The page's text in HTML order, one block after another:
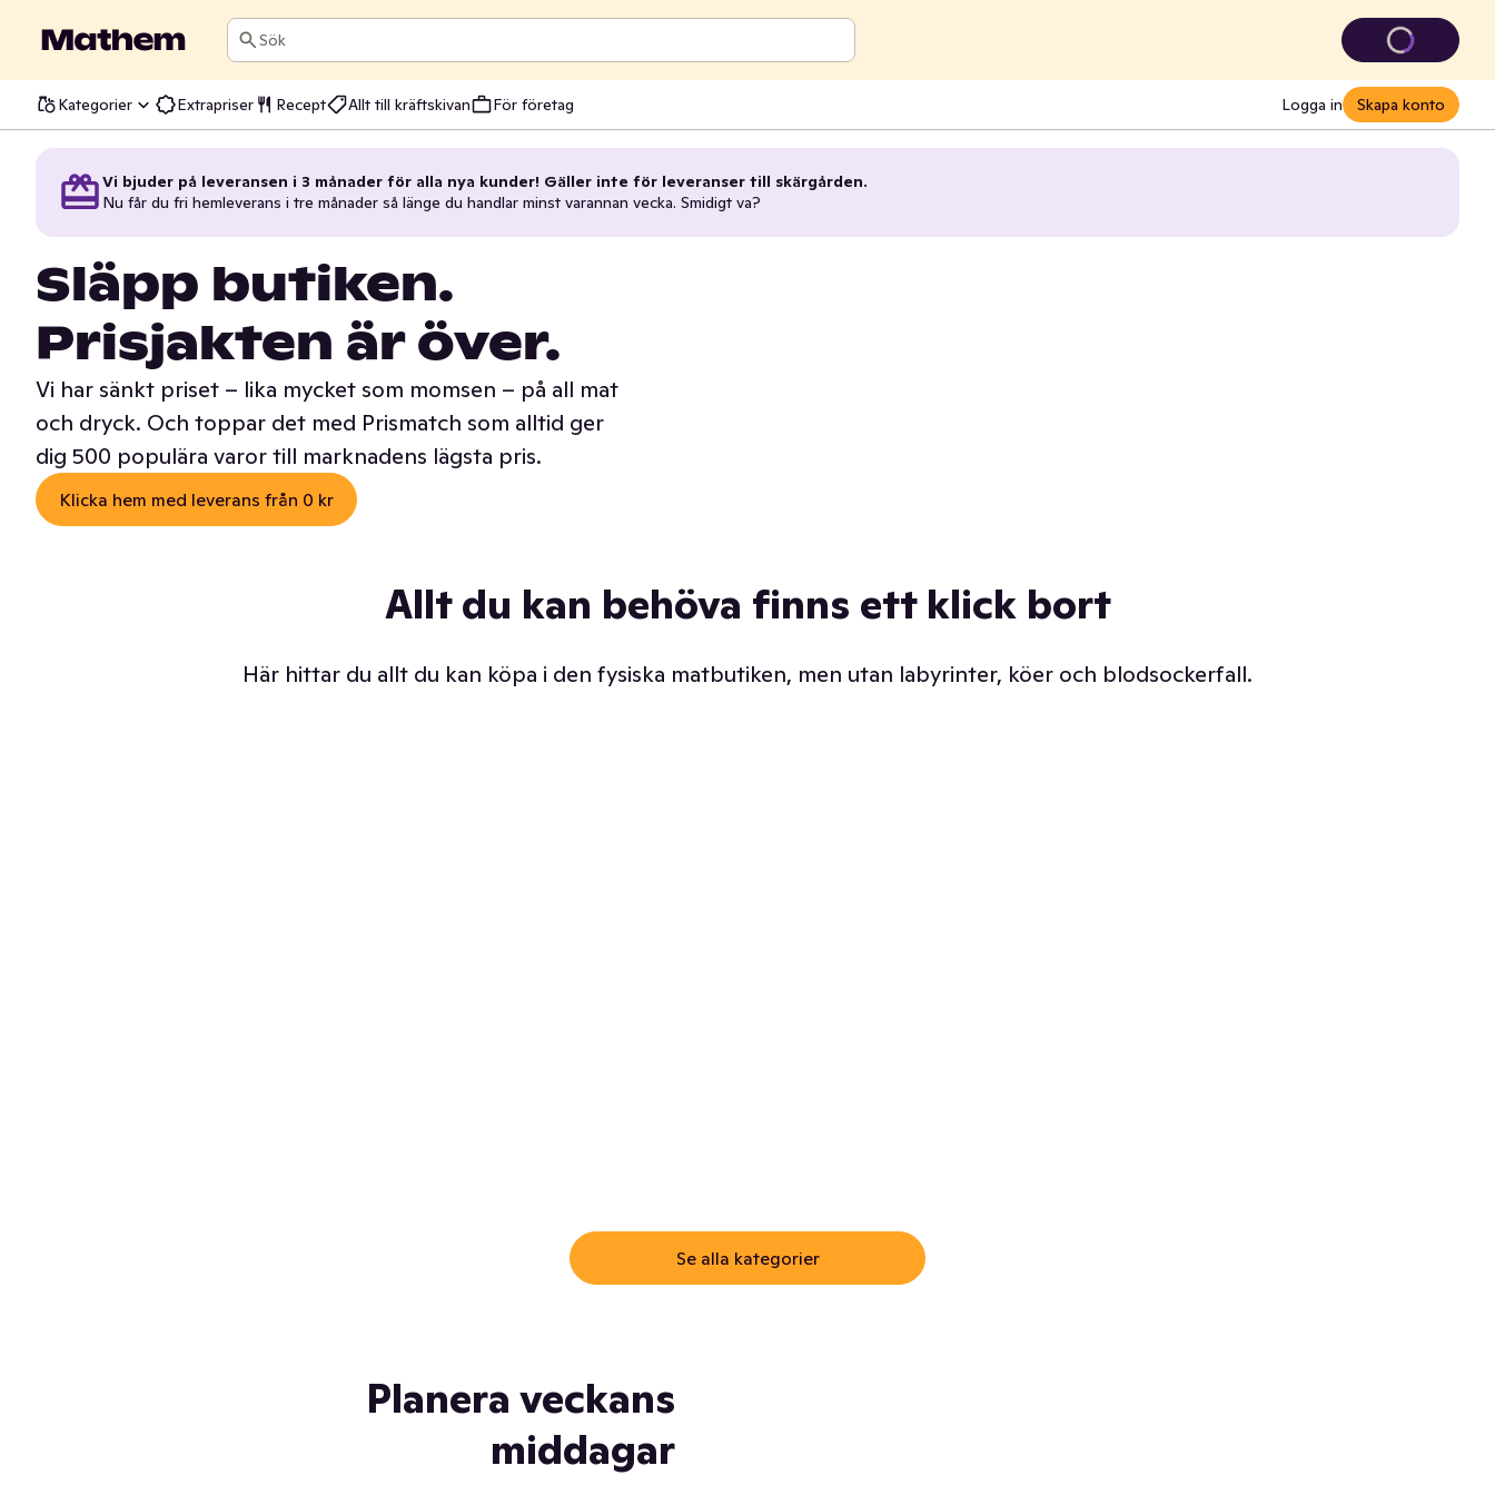
Sök
Kategorier Extrapriser Recept Allt till kräftskivan För företag Logga in Skapa konto
Vi bjuder på leveransen i 3 månader för alla nya kunder! Gäller inte för leveranser till skärgården.
Nu får du fri hemleverans i tre månader så länge du handlar minst varannan vecka. Smidigt va?
Släpp butiken.
Prisjakten är över.
Vi har sänkt priset – lika mycket som momsen – på all mat
och dryck. Och toppar det med Prismatch som alltid ger
dig 500 populära varor till marknadens lägsta pris.
Klicka hem med leverans från 0 kr
Allt du kan behöva finns ett klick bort
Här hittar du allt du kan köpa i den fysiska matbutiken, men utan labyrinter, köer och blodsockerfall.
Se alla kategorier
Planera veckans
middagar